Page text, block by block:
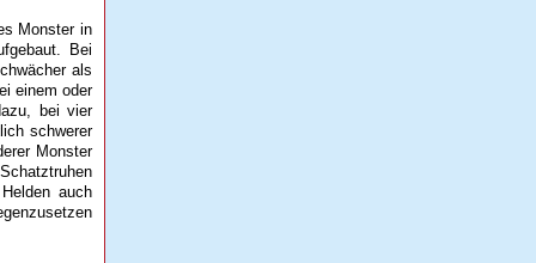
Monster in
Bei
als
einem oder
bei vier
schwerer
Monster
auch